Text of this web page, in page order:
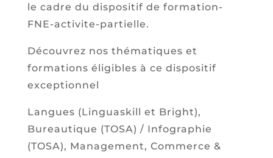
le cadre du dispositif de formation-
FNE-activite-partielle.
Découvrez nos thématiques et
formations éligibles à ce dispositif
exceptionnel
Langues (Linguaskill et Bright),
Bureautique (TOSA) / Infographie
(TOSA), Management, Commerce &